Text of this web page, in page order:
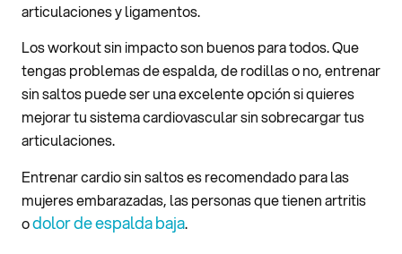
articulaciones y ligamentos.
Los workout sin impacto son buenos para todos. Que
tengas problemas de espalda, de rodillas o no, entrenar
sin saltos puede ser una excelente opción si quieres
mejorar tu sistema cardiovascular sin sobrecargar tus
articulaciones.
Entrenar cardio sin saltos es recomendado para las
mujeres embarazadas, las personas que tienen artritis
odolor de espalda baja.